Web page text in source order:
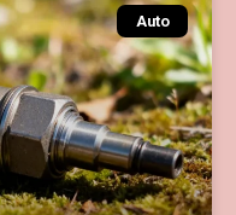
Auto